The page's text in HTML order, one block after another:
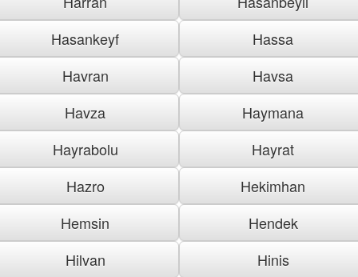
Hasankeyf
Hassa
Havran
Havsa
Havza
Haymana
Hayrabolu
Hayrat
Hazro
Hekimhan
Hemsin
Hendek
Hilvan
Hinis